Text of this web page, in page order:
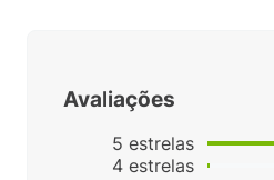
Avaliações
5 estrelas
4 estrelas